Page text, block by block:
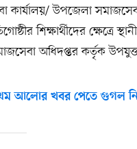
কার্যালয়/ উপজেলা
শিক্ষার্থীদের ক্ষেত্রে
অধিদপ্তর কর্তৃক
আলোর খবর পেতে গুগল